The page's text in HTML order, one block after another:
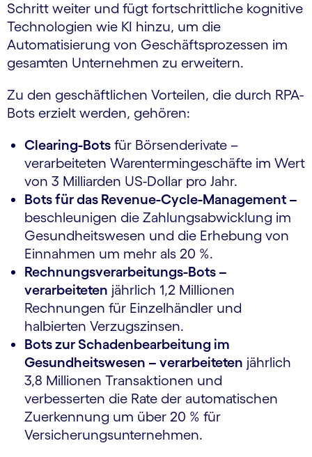
Schritt weiter und fügt fortschrittliche kognitive
Technologien wie KI hinzu, um die
Automatisierung von Geschäftsprozessen im
gesamten Unternehmen zu erweitern.
Zu den geschäftlichen Vorteilen, die durch RPA-
Bots erzielt werden, gehören:
Clearing-Bots für Börsenderivate –
verarbeiteten Waren­termin­geschäfte im Wert
von 3 Milliarden US-Dollar pro Jahr.
Bots für das Revenue-Cycle-Management –
beschleunigen die Zahlungsabwicklung im
Gesundheitswesen und die Erhebung von
Einnahmen um mehr als 20 %.
Rechnungsverarbeitungs-Bots –
verarbeiteten jährlich 1,2 Millionen
Rechnungen für Einzelhändler und
halbierten Verzugszinsen.
Bots zur Schadenbearbeitung im
Gesundheitswesen – verarbeiteten jährlich
3,8 Millionen Transaktionen und
verbesserten die Rate der automatischen
Zuerkennung um über 20 % für
Versicherungs­unternehmen.